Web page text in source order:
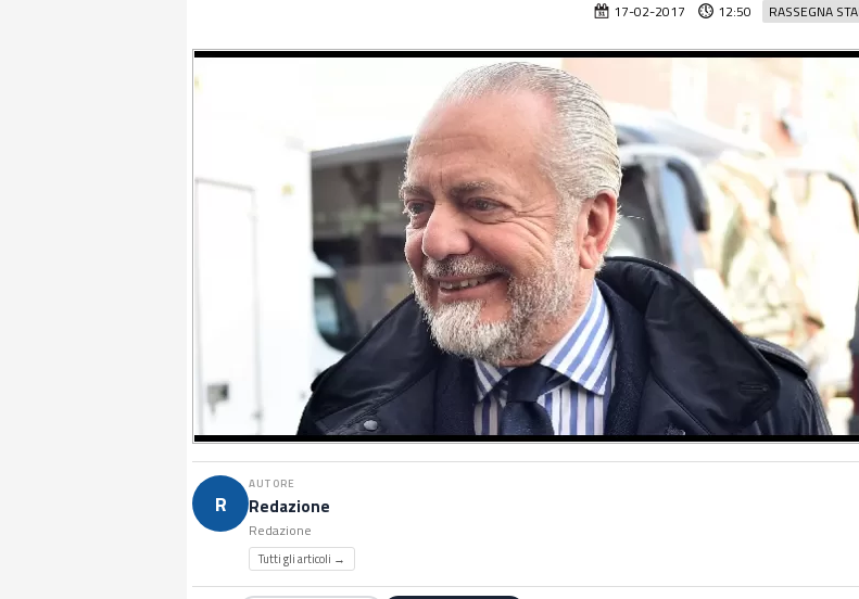
RASSEGNA
17-02-2017 12:50
R
AUTORE
Redazione
Redazione
Tutti gli articoli →